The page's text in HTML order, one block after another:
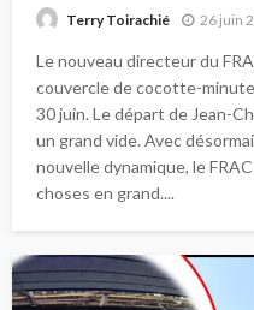
Terry Toirachié 26 juin
Le nouveau directeur du
couvercle de cocotte-
30 juin. Le départ de Jean-
un grand vide. Avec
nouvelle dynamique, le
choses en grand....